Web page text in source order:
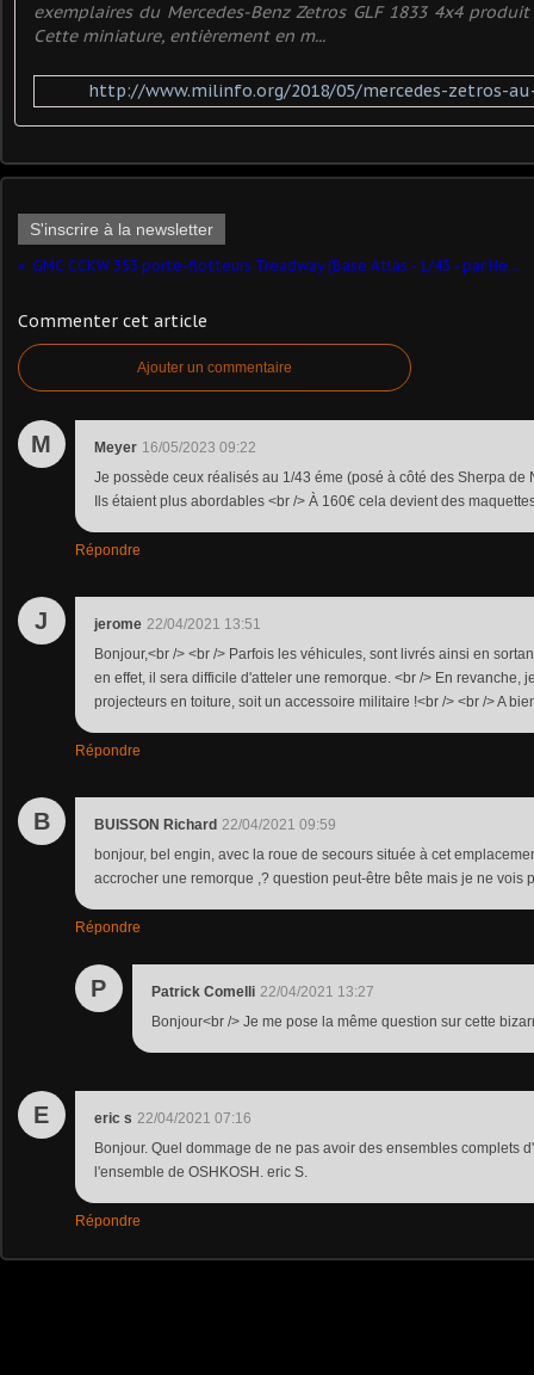
exemplaires du Mercedes-Benz Zetros GLF 1833 4x4
Cette miniature, entièrement en m...
http://www.milinfo.org/2018/05/mercedes-zetros-
S'inscrire à la newsletter
GMC CCKW 353 porte-flotteurs Treadway (Base Atlas - 1/43 - par Hervé C.) ​
Commenter cet article
Ajouter un commentaire
M Meyer 16/05/2023 09:22
Je possède ceux réalisés au 1/43 éme (posé à côté des Sherpa de
Ils étaient plus abordables <br /> À 160€ cela devient des
Répondre
J jerome 22/04/2021 13:51
Bonjour,<br /> <br /> Parfois les véhicules, sont livrés ainsi en
en effet, il sera difficile d'atteler une remorque. <br /> En revanche,
projecteurs en toiture, soit un accessoire militaire !<br /> <br /> A
Répondre
B BUISSON Richard 22/04/2021 09:59
bonjour, bel engin, avec la roue de secours située à cet
accrocher une remorque ,? question peut-être bête mais je ne vois
Répondre
P Patrick Comelli 22/04/2021 13:27
Bonjour<br /> Je me pose la même question sur cette
E eric s 22/04/2021 07:16
Bonjour. Quel dommage de ne pas avoir des ensembles complets
l'ensemble de OSHKOSH. eric S.
Répondre